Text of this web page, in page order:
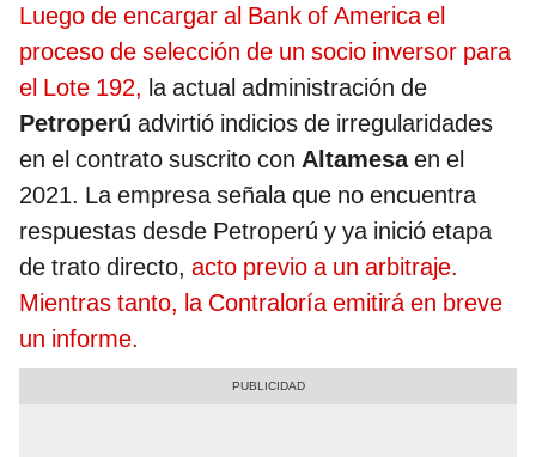
Luego de encargar al Bank of America el
proceso de selección de un socio inversor para
el Lote 192, la actual administración de
Petroperú advirtió indicios de irregularidades
en el contrato suscrito con Altamesaen el
2021. La empresa señala que no encuentra
respuestas desde Petroperú y ya inició etapa
de trato directo, acto previo a un arbitraje.
Mientras tanto, la Contraloría emitirá en breve
un informe.